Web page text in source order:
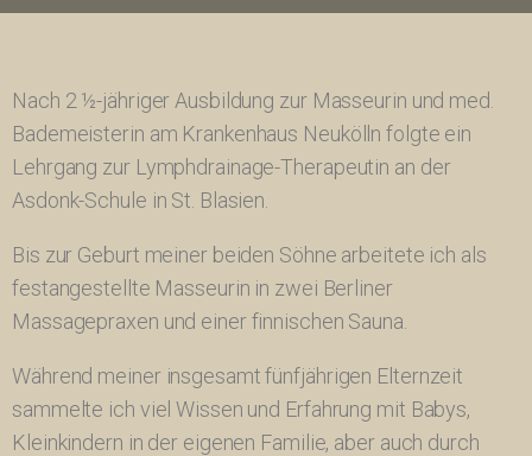
Nach 2 ½-jähriger Ausbildung zur Masseurin und med.
Bademeisterin am Krankenhaus Neukölln folgte ein
Lehrgang zur Lymphdrainage-Therapeutin an der
Asdonk-Schule in St. Blasien.
Bis zur Geburt meiner beiden Söhne arbeitete ich als
festangestellte Masseurin in zwei Berliner
Massagepraxen und einer finnischen Sauna.
Während meiner insgesamt fünfjährigen Elternzeit
sammelte ich viel Wissen und Erfahrung mit Babys,
Kleinkindern in der eigenen Familie, aber auch durch